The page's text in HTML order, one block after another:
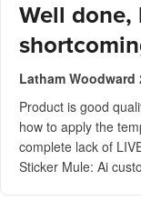
Well done,
Latham Woodward
Product is good
how to apply the
complete lack of
Sticker Mule: Ai